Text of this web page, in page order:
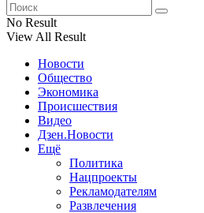
No Result
View All Result
Новости
Общество
Экономика
Происшествия
Видео
Дзен.Новости
Ещё
Политика
Нацпроекты
Рекламодателям
Развлечения